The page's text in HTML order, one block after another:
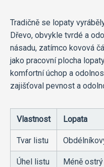
Tradičně se lopaty
Dřevo, obvykle tvrdé a
násadu, zatímco kovová
jako pracovní plocha
komfortní úchop a
zajišťoval pevnost a
Vlastnost Lopata
Tvar listu
Úhel listu Méně ostrý